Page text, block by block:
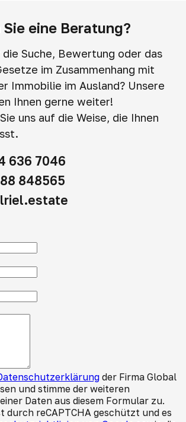
eine Beratung?
Suche, Bewertung oder das
im Zusammenhang mit
Immobilie im Ausland? Unsere
Ihnen gerne weiter!
uns auf die Weise, die Ihnen
636 7046
848565
der Firma Global
und stimme der weiteren
Daten aus diesem Formular zu.
durch reCAPTCHA geschützt und es